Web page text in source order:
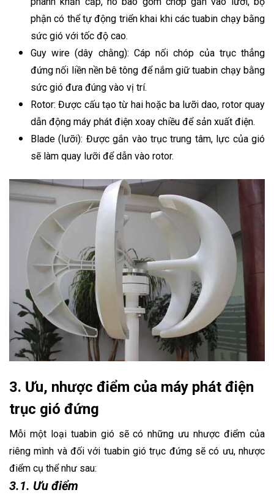
phận có thể tự động triển khai khi các tuabin chạy bằng
sức gió với tốc độ cao.
Guy wire (dây chằng): Cáp nối chóp của trục thẳng
đứng nối liền nền bê tông để nắm giữ tuabin chạy bằng
sức gió đưa đúng vào vị trí.
Rotor: Được cấu tạo từ hai hoặc ba lưỡi dao, rotor quay
dẫn động máy phát điện xoay chiều để sản xuất điện.
Blade (lưỡi): Được gắn vào trục trung tâm, lực của gió
sẽ làm quay lưỡi để dẫn vào rotor.
3. Ưu, nhược điểm của máy phát điện
trục gió đứng
Mỗi một loại tuabin gió sẽ có những ưu nhược điểm của
riêng mình và đối với tuabin gió trục đứng sẽ có ưu, nhược
điểm cụ thể như sau:
3.1. Ưu điểm